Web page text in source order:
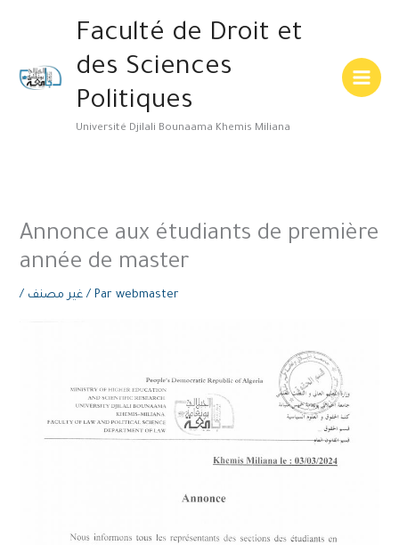
Faculté de Droit et
des Sciences
Politiques
Université Djilali Bounaama Khemis Miliana
Annonce aux étudiants de première
année de master
/ غير مصنف / Parwebmaster